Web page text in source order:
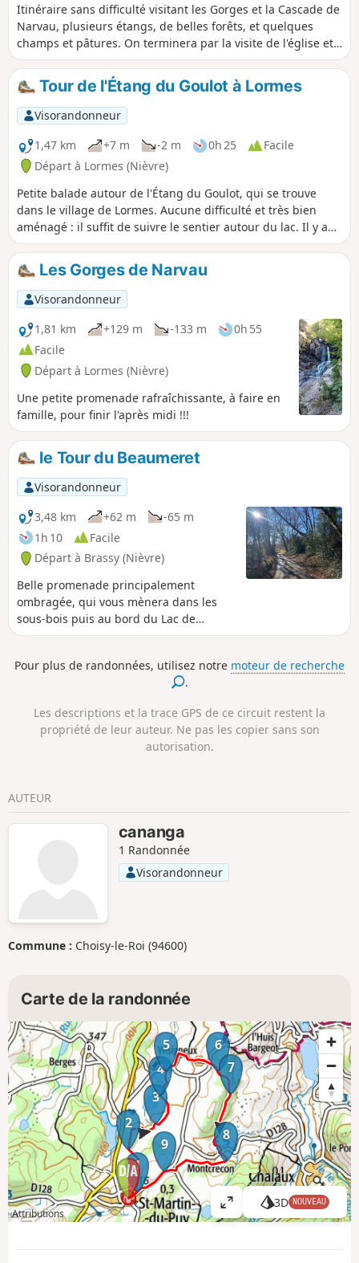
Itinéraire sans difficulté visitant les Gorges et la Cascade de
Narvau, plusieurs étangs, de belles forêts, et quelques
champs et pâtures. On terminera par la visite de l'église et
du point de vue panoramique du Mont Saint-
Alban.Nécessite un bon sens de l’orientation et, si possible,
l’utilisation de la trace gpx.
Tour de l'Étang du Goulot à Lormes
Visorandonneur
1,47 km
+7 m -2 m 0h 25
Facile
Départ à Lormes (Nièvre)
Petite balade autour de l'Étang du Goulot, qui se trouve
dans le village de Lormes. Aucune difficulté et très bien
aménagé : il suffit de suivre le sentier autour du lac. Il y a
des tables de pique-nique, bancs, transats et un parcours
de santé.Les Gorges de Narvau
Visorandonneur
1,81 km
+129 m -133 m
0h 55
Facile
Départ à Lormes (Nièvre)
Une petite promenade rafraîchissante, à faire en
famille, pour finir l'après midi !!!
le Tour du Beaumeret
Visorandonneur
3,48 km
+62 m
-65 m
1h 10
Facile
Départ à Brassy (Nièvre)
Belle promenade principalement
ombragée, qui vous mènera dans les
sous-bois puis au bord du Lac de
Chaumeçon, avant de remonter le long
surplomb du lac lors desquels il est
nécessaire de faire attention aux
plutôt court, sur le chemin du retour.
Pour plus de randonnées, utilisez notre moteur de recherche
.
Les descriptions et la trace GPS de ce circuit restent la
propriété de leur auteur. Ne pas les copier sans son
autorisation.
AUTEUR
cananga
1 Randonnée
Visorandonneur
Commune : Choisy-le-Roi (94600)
Carte de la randonnée
1
2
3
4
5
6
7
8
9
Attributions
A
ff
3D NOUVEAU